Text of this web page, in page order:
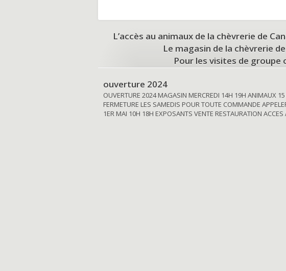
L’accès au animaux de la chèvrerie de
Le magasin de la chèvrerie
Pour les visites de groupe
ouverture 2024
OUVERTURE 2024 MAGASIN MERCREDI 14H 19H ANIMAUX
FERMETURE LES SAMEDIS POUR TOUTE COMMANDE
1ER MAI 10H 18H EXPOSANTS VENTE RESTAURATION